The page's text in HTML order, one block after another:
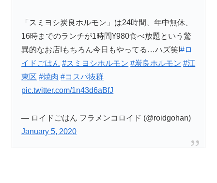
「スミヨシ炭良ホルモン」は24時間、年中無休、
16時までのランチが1時間¥980食べ放題という驚
異的なお店!もちろん今日もやってる…ハズ笑!#ロ
イドごはん #スミヨシホルモン #炭良ホルモン #江
東区 #焼肉 #コスパ抜群
pic.twitter.com/1n43d6aBfJ
— ロイドごはん フラメンコロイド (@roidgohan)
January 5, 2020